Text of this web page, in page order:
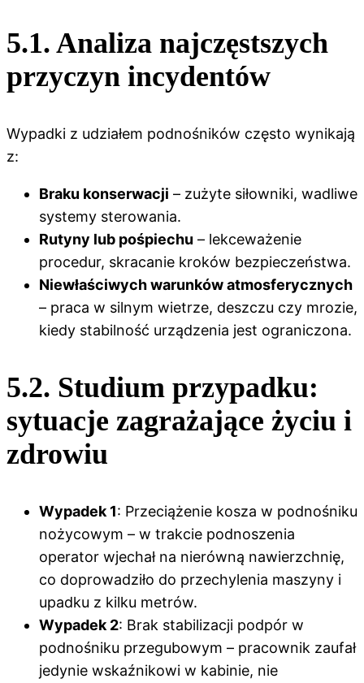
5.1. Analiza najczęstszych
przyczyn incydentów
Wypadki z udziałem podnośników często wynikają
z:
Braku konserwacji – zużyte siłowniki, wadliwe
systemy sterowania.
Rutyny lub pośpiechu – lekceważenie
procedur, skracanie kroków bezpieczeństwa.
Niewłaściwych warunków atmosferycznych
– praca w silnym wietrze, deszczu czy mrozie,
kiedy stabilność urządzenia jest ograniczona.
5.2. Studium przypadku:
sytuacje zagrażające życiu i
zdrowiu
Wypadek 1: Przeciążenie kosza w podnośniku
nożycowym – w trakcie podnoszenia
operator wjechał na nierówną nawierzchnię,
co doprowadziło do przechylenia maszyny i
upadku z kilku metrów.
Wypadek 2: Brak stabilizacji podpór w
podnośniku przegubowym – pracownik zaufał
jedynie wskaźnikowi w kabinie, nie